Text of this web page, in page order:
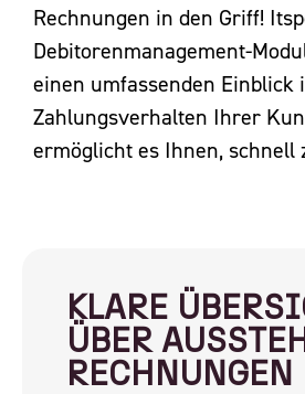
Rechnungen in den Griff!
Debitorenmanagement-
einen umfassenden Einblick
Zahlungsverhalten Ihrer
ermöglicht es Ihnen, schnell
KLARE
ÜBER
RECHNUNGEN